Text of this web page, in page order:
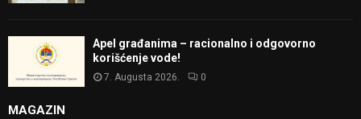
Apel građanima – racionalno i odgovorno
korišćenje vode!
7. Augusta 2026. 0
MAGAZIN